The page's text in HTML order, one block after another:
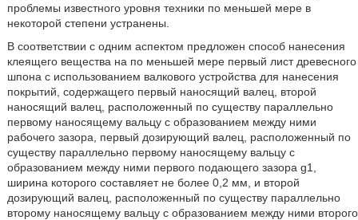
проблемы известного уровня техники по меньшей мере в
некоторой степени устранены.
В соответствии с одним аспектом предложен способ нанесения
клеящего вещества на по меньшей мере первый лист древесного
шпона с использованием валкового устройства для нанесения
покрытий, содержащего первый наносящий валец, второй
наносящий валец, расположенный по существу параллельно
первому наносящему вальцу с образованием между ними
рабочего зазора, первый дозирующий валец, расположенный по
существу параллельно первому наносящему вальцу с
образованием между ними первого подающего зазора g1,
ширина которого составляет не более 0,2 мм, и второй
дозирующий валец, расположенный по существу параллельно
второму наносящему вальцу с образованием между ними второго